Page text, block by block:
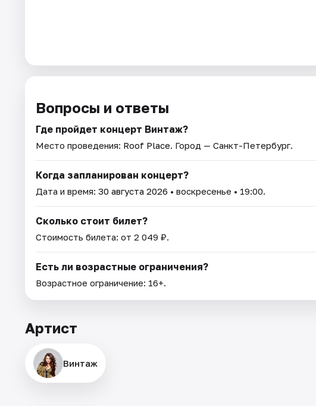
Вопросы и ответы
Где пройдет концерт Винтаж?
Место проведения: Roof Place. Город — Санкт-Петербург.
Когда запланирован концерт?
Дата и время: 30 августа 2026 • воскресенье • 19:00.
Сколько стоит билет?
Стоимость билета: от 2 049 ₽.
Есть ли возрастные ограничения?
Возрастное ограничение: 16+.
Артист
Винтаж